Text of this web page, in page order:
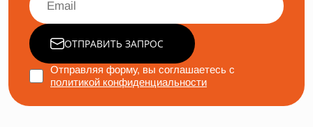
ОТПРАВИТЬ ЗАПРОС
Отправляя форму, вы соглашаетесь с
политикой конфиденциальности